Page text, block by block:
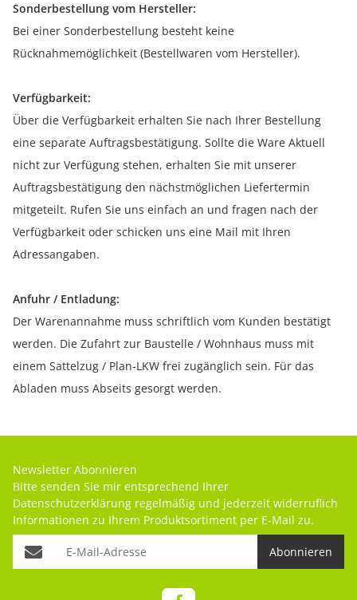
Sonderbestellung vom Hersteller:
Bei einer Sonderbestellung besteht keine
Rücknahmemöglichkeit (Bestellwaren vom Hersteller).
Verfügbarkeit:
Über die Verfügbarkeit erhalten Sie nach Ihrer Bestellung
eine separate Auftragsbestätigung. Sollte die Ware Aktuell
nicht zur Verfügung stehen, erhalten Sie mit unserer
Auftragsbestätigung den nächstmöglichen Liefertermin
mitgeteilt. Rufen Sie uns einfach an und fragen nach der
Verfügbarkeit oder schicken uns eine Mail mit Ihren
Adressangaben.
Anfuhr / Entladung:
Der Warenannahme muss schriftlich vom Kunden bestätigt
werden. Die Zufahrt zur Baustelle / Wohnhaus muss mit
einem Sattelzug / Plan-LKW frei zugänglich sein. Für das
Abladen muss Abseits gesorgt werden.
Newsletter Abonnieren
Bitte senden Sie mir entsprechend Ihrer
Datenschutzerklärung regelmäßig und jederzeit widerruflich
Informationen zu Ihrem Produktsortiment per E-Mail zu.
Abonnieren